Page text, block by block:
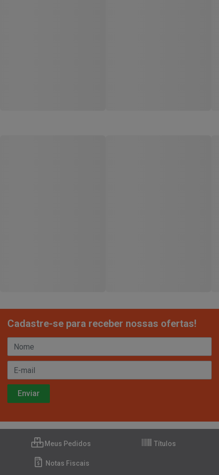
Cadastre-se para receber nossas ofertas!
Meus Pedidos Títulos
Notas Fiscais